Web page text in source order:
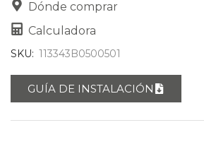
Dónde comprar
Calculadora
SKU: 113343B0500501
GUÍA DE INSTALACIÓN